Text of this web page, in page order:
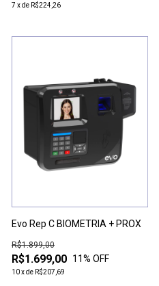
7 xde R$224,26
Evo Rep C BIOMETRIA + PROX
R$1.699,00
R$1.899,00
11% OFF
10xde R$207,69